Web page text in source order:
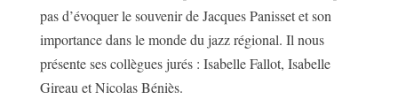
pas d’évoquer le souvenir de Jacques Panisset et son
importance dans le monde du jazz régional. Il nous
présente ses collègues jurés : Isabelle Fallot, Isabelle
Gireau et Nicolas Béniès.